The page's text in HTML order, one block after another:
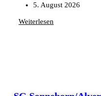
5. August 2026
Weiterlesen